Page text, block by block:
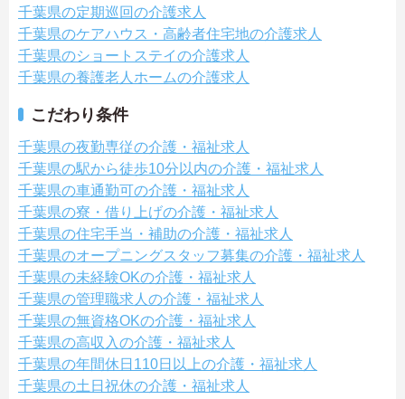
千葉県の定期巡回の介護求人
千葉県のケアハウス・高齢者住宅地の介護求人
千葉県のショートステイの介護求人
千葉県の養護老人ホームの介護求人
こだわり条件
千葉県の夜勤専従の介護・福祉求人
千葉県の駅から徒歩10分以内の介護・福祉求人
千葉県の車通勤可の介護・福祉求人
千葉県の寮・借り上げの介護・福祉求人
千葉県の住宅手当・補助の介護・福祉求人
千葉県のオープニングスタッフ募集の介護・福祉求人
千葉県の未経験OKの介護・福祉求人
千葉県の管理職求人の介護・福祉求人
千葉県の無資格OKの介護・福祉求人
千葉県の高収入の介護・福祉求人
千葉県の年間休日110日以上の介護・福祉求人
千葉県の土日祝休の介護・福祉求人